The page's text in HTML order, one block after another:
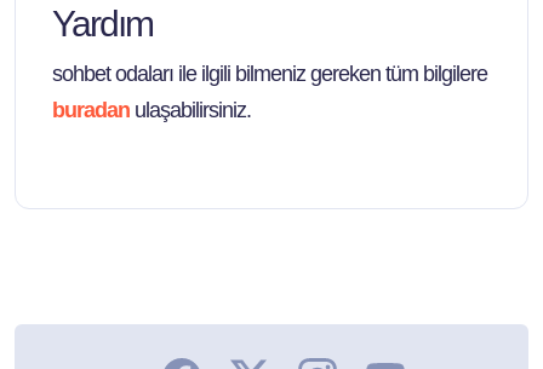
Yardım
sohbet odaları ile ilgili bilmeniz gereken tüm bilgilere
buradan ulaşabilirsiniz.